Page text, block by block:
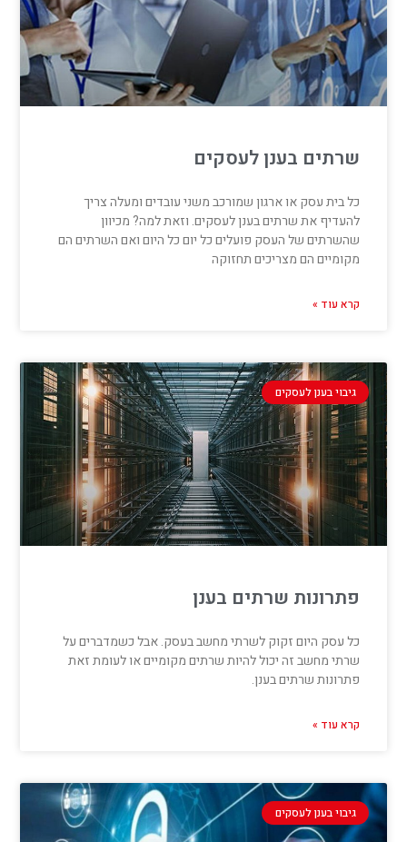
שרתים בענן לעסקים
כל בית עסק או ארגון שמורכב משני עובדים ומעלה צריך
להעדיף את שרתים בענן לעסקים. וזאת למה? מכיוון
שהשרתים של העסק פועלים כל יום כל היום ואם השרתים הם
מקומיים הם מצריכים תחזוקה
קרא עוד »
גיבוי בענן לעסקים
פתרונות שרתים בענן
כל עסק היום זקוק לשרתי מחשב בעסק. אבל כשמדברים על
שרתי מחשב זה יכול להיות שרתים מקומיים או לעומת זאת
פתרונות שרתים בענן.
קרא עוד »
גיבוי בענן לעסקים